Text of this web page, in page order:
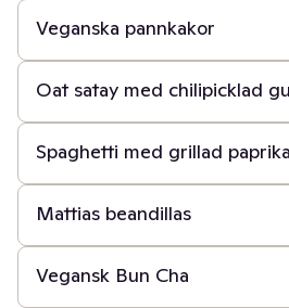
Veganska pannkakor
40 min
Oat satay med chilipicklad
20 min
Spaghetti med grillad
30 min
Mattias beandillas
40 min
Vegansk Bun Cha
50 min